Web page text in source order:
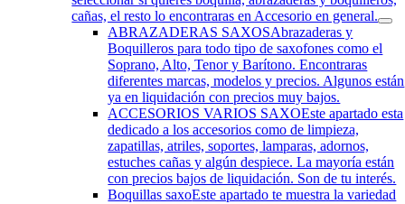
cañas, el resto lo encontraras en Accesorio en general.
ABRAZADERAS SAXOSAbrazaderas y
Boquilleros para todo tipo de saxofones como el
Soprano, Alto, Tenor y Barítono. Encontraras
diferentes marcas, modelos y precios. Algunos están
ya en liquidación con precios muy bajos.
ACCESORIOS VARIOS SAXOEste apartado esta
dedicado a los accesorios como de limpieza,
zapatillas, atriles, soportes, lamparas, adornos,
estuches cañas y algún despiece. La mayoría están
con precios bajos de liquidación. Son de tu interés.
Boquillas saxoEste apartado te muestra la variedad